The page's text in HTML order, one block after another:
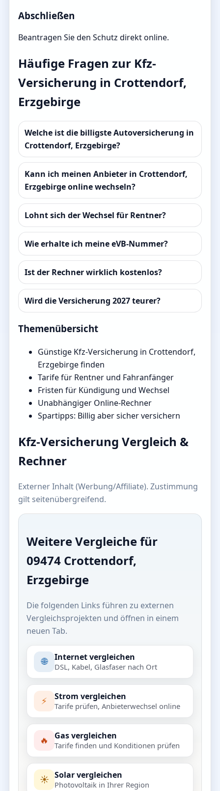
Abschließen
Beantragen Sie den Schutz direkt online.
Häufige Fragen zur Kfz-
Versicherung in Crottendorf,
Erzgebirge
Welche ist die billigste Autoversicherung in
Crottendorf, Erzgebirge?
Kann ich meinen Anbieter in Crottendorf,
Erzgebirge online wechseln?
Lohnt sich der Wechsel für Rentner?
Wie erhalte ich meine eVB-Nummer?
Ist der Rechner wirklich kostenlos?
Wird die Versicherung 2027 teurer?
Themenübersicht
Günstige Kfz-Versicherung in Crottendorf,
Erzgebirge finden
Tarife für Rentner und Fahranfänger
Fristen für Kündigung und Wechsel
Unabhängiger Online-Rechner
Spartipps: Billig aber sicher versichern
Kfz-Versicherung Vergleich &
Rechner
Externer Inhalt (Werbung/Affiliate). Zustimmung
gilt seitenübergreifend.
Weitere Vergleiche für
09474 Crottendorf,
Erzgebirge
Die folgenden Links führen zu externen
Vergleichsprojekten und öffnen in einem
neuen Tab.
🌐 Internet vergleichen
DSL, Kabel, Glasfaser nach Ort
⚡ Strom vergleichen
Tarife prüfen, Anbieterwechsel online
🔥 Gas vergleichen
Tarife finden und Konditionen prüfen
☀️ Solar vergleichen
Photovoltaik in Ihrer Region